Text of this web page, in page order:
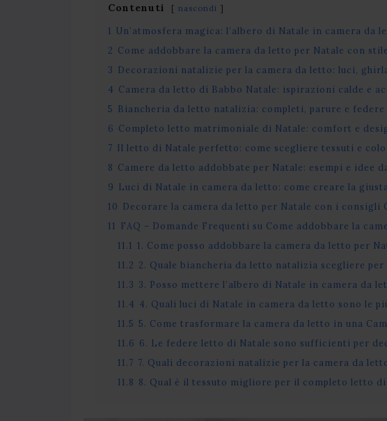
Contenuti nascondi
1 Un’atmosfera magica: l’albero di Natale in camera da
2 Come addobbare la camera da letto per Natale con
3 Decorazioni natalizie per la camera da letto: luci,
4 Camera da letto di Babbo Natale: ispirazioni calde e
5 Biancheria da letto natalizia: completi, parure e federe
6 Completo letto matrimoniale di Natale: comfort e
7 Il letto di Natale perfetto: come scegliere tessuti e
8 Camere da letto addobbate per Natale: esempi e idee
9 Luci di Natale in camera da letto: come creare la
10 Decorare la camera da letto per Natale con i consigli
11
FAQ – Domande Frequenti su Come addobbare la
11.1
1. Come posso addobbare la camera da letto per
11.2 2. Quale biancheria da letto natalizia scegliere per
11.3 3. Posso mettere l’albero di Natale in camera da
11.4 4. Quali luci di Natale in camera da letto sono le
11.5 5. Come trasformare la camera da letto in una
11.6 6. Le federe letto di Natale sono sufficienti per
11.7 7. Quali decorazioni natalizie per la camera da
11.8 8. Qual è il tessuto migliore per il completo letto